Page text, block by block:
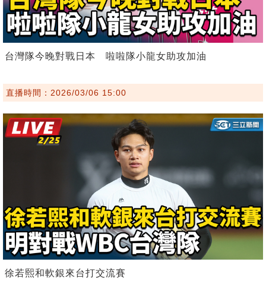
台灣隊今晚對戰日本 啦啦隊小龍女助攻加油
直播時間：2026/03/06 15:00
徐若熙和軟銀來台打交流賽